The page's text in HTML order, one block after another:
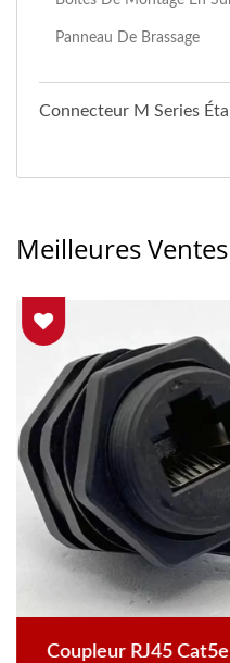
Panneau De Brassage
Connecteur M Series
Meilleures Ventes
Coupleur RJ45